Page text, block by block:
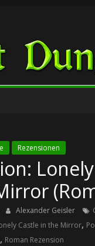
Rezensionen
Alexander Geisler
Castle in the Mirror,
, Roman Rezension